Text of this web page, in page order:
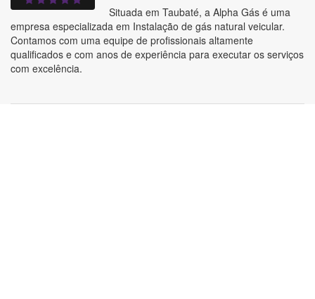
Situada em Taubaté, a Alpha Gás é uma
empresa especializada em Instalação de gás natural veicular.
Contamos com uma equipe de profissionais altamente
qualificados e com anos de experiência para executar os serviços
com excelência.